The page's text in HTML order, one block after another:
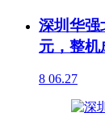
深圳华强
元，整机
8 06.27